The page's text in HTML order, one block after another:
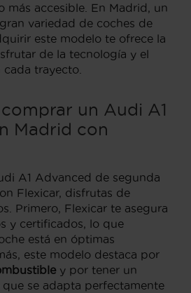
más accesible. En Madrid, un
variedad de coches de
este modelo te ofrece la
de la tecnología y el
trayecto.
un Audi A1
Madrid con
A1 Advanced de segunda
Flexicar, disfrutas de
Primero, Flexicar te asegura
y certificados, lo que
está en óptimas
este modelo destaca por
y por tener un
se adapta perfectamente